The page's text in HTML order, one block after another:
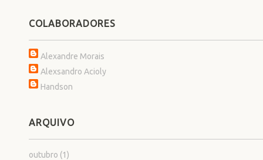
COLABORADORES
Alexandre Morais
Alexsandro Acioly
Handson
ARQUIVO
outubro (1)